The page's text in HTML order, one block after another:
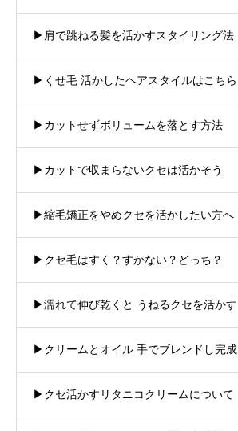
▶︎肩で跳ねる髪を活かすスタイリング法
▶︎くせ毛 活かしたヘアスタイルはこちら
▶︎カットせずボリュームを落とす方法
▶︎カットで収まらないクセは活かそう
▶︎縮毛矯正をやめクセを活かしたい方へ
▶︎クセ毛はすく？すかない？どっち？
▶︎濡れて伸び乾くと うねるクセを活かす
▶︎クリームとオイル 手でブレンドし完成
▶︎クセ活かすリタニコクリームについて